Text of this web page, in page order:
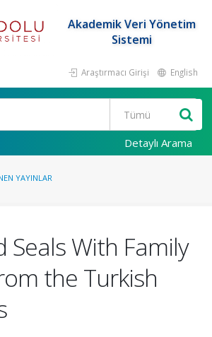
Akademik Veri Yönetim
Sistemi
Araştırmacı Girişi English
Detaylı Arama
YAYINLAR
Seals With Family
the Turkish